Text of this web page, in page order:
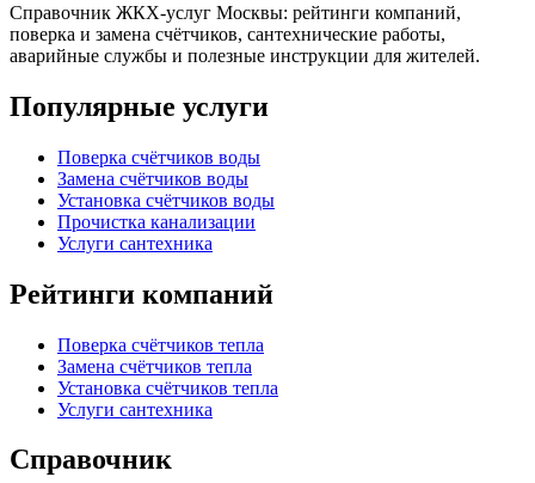
Справочник ЖКХ-услуг Москвы: рейтинги компаний,
поверка и замена счётчиков, сантехнические работы,
аварийные службы и полезные инструкции для жителей.
Популярные услуги
Поверка счётчиков воды
Замена счётчиков воды
Установка счётчиков воды
Прочистка канализации
Услуги сантехника
Рейтинги компаний
Поверка счётчиков тепла
Замена счётчиков тепла
Установка счётчиков тепла
Услуги сантехника
Справочник